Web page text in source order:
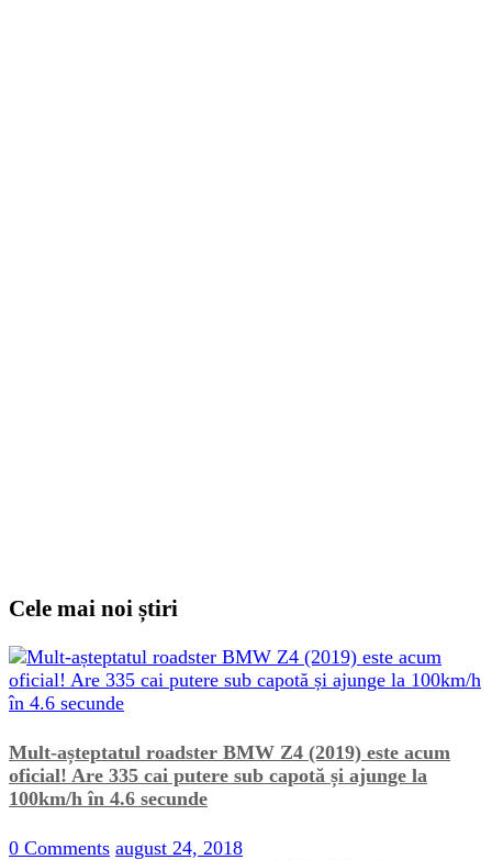
Cele mai noi știri
Mult-așteptatul roadster BMW Z4 (2019) este acum
oficial! Are 335 cai putere sub capotă și ajunge la
100km/h în 4.6 secunde
0 Comments august 24, 2018